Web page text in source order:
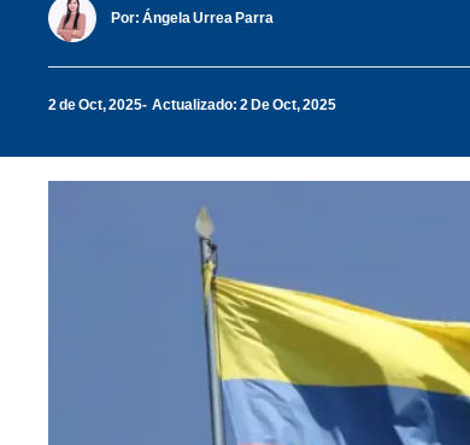
Por: Ángela Urrea Parra
2 de Oct, 2025 Actualizado: 2 De Oct, 2025